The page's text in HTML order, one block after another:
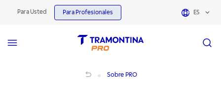
Para Usted Para Profesionales ES
Sobre PRO